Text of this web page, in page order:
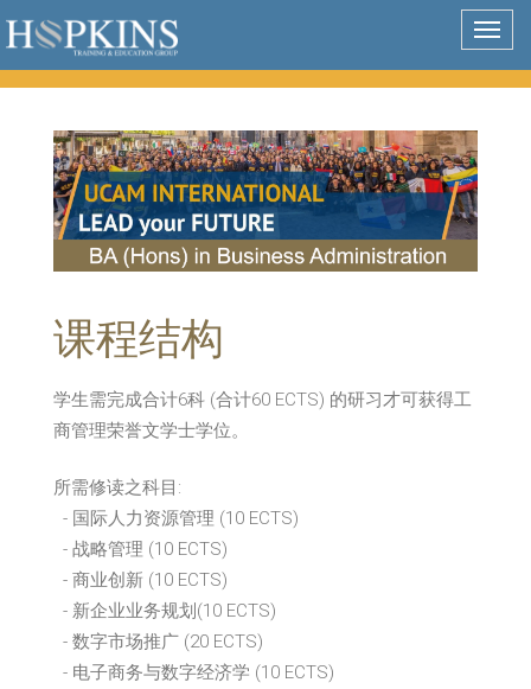
课程结构
学生需完成合计6科 (合计60 ECTS) 的研习才可获得工
商管理荣誉文学士学位。
所需修读之科目:
- 国际人力资源管理 (10 ECTS)
- 战略管理 (10 ECTS)
- 商业创新 (10 ECTS)
- 新企业业务规划(10 ECTS)
- 数字市场推广 (20 ECTS)
- 电子商务与数字经济学 (10 ECTS)